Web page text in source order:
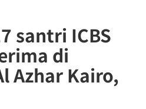
santri ICBS
di
Azhar Kairo,